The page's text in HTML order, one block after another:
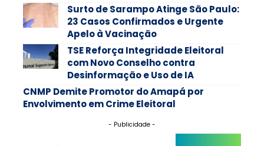
Surto de Sarampo Atinge São Paulo:
23 Casos Confirmados e Urgente
Apelo à Vacinação
TSE Reforça Integridade Eleitoral
com Novo Conselho contra
Desinformação e Uso de IA
CNMP Demite Promotor do Amapá por
Envolvimento em Crime Eleitoral
- Publicidade -